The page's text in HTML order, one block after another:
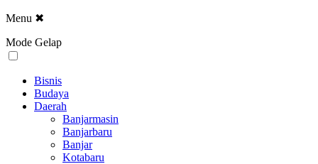
Menu ✖
Mode Gelap
Bisnis
Budaya
Daerah
Banjarmasin
Banjarbaru
Banjar
Kotabaru